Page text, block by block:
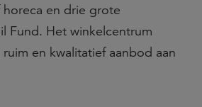
en drie grote
Fund. Het winkelcentrum
en kwalitatief aanbod aan